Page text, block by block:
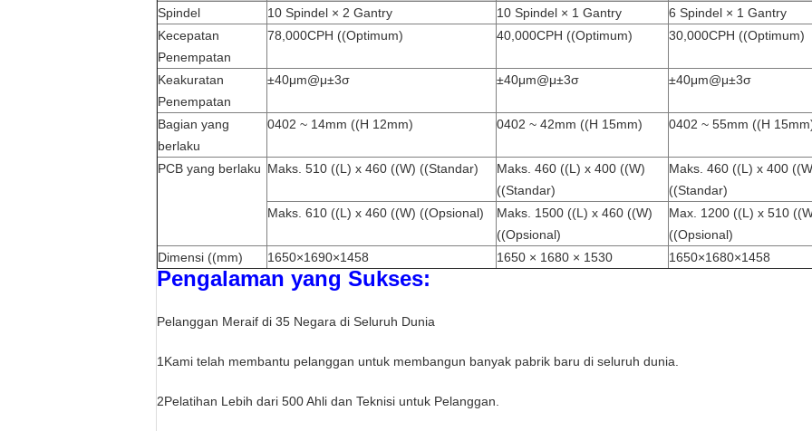
Spindel 10 Spindel × 2 Gantry 10 Spindel × 1 Gantry
6 Spindel × 1 Gantry
Kecepatan
Penempatan
78,000CPH ((Optimum) 40,000CPH ((Optimum) 30,000CPH ((Optimum)
Keakuratan
Penempatan
±40μm@μ±3σ ±40μm@μ±3σ ±40μm@μ±3σ
Bagian yang
berlaku
0402 ~ 14mm ((H 12mm) 0402 ~ 42mm ((H 15mm) 0402 ~ 55mm ((H
PCB yang berlaku Maks. 510 ((L) x 460 ((W) ((Standar)
Maks. 460 ((L) x 400 ((W)
((Standar)
Maks. 460 ((L) x 400
((Standar)
Maks. 610 ((L) x 460 ((W) ((Opsional)
Maks. 1500 ((L) x 460 ((W)
((Opsional)
Max. 1200 ((L) x 510
((Opsional)
Dimensi ((mm)
1650×1690×1458 1650 × 1680 × 1530 1650×1680×1458
Pengalaman yang Sukses:
Pelanggan Meraif di 35 Negara di Seluruh Dunia
1Kami telah membantu pelanggan untuk membangun banyak pabrik baru di seluruh dunia.
2Pelatihan Lebih dari 500 Ahli dan Teknisi untuk Pelanggan.